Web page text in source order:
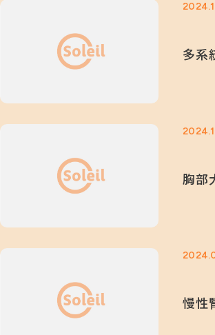
多系
胸部
慢性